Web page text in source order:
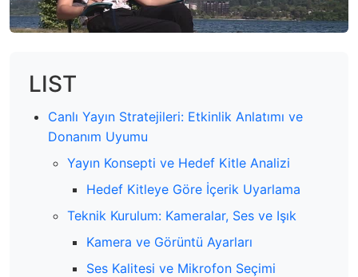
LIST
Canlı Yayın Stratejileri: Etkinlik Anlatımı ve
Donanım Uyumu
Yayın Konsepti ve Hedef Kitle Analizi
Hedef Kitleye Göre İçerik Uyarlama
Teknik Kurulum: Kameralar, Ses ve Işık
Kamera ve Görüntü Ayarları
Ses Kalitesi ve Mikrofon Seçimi